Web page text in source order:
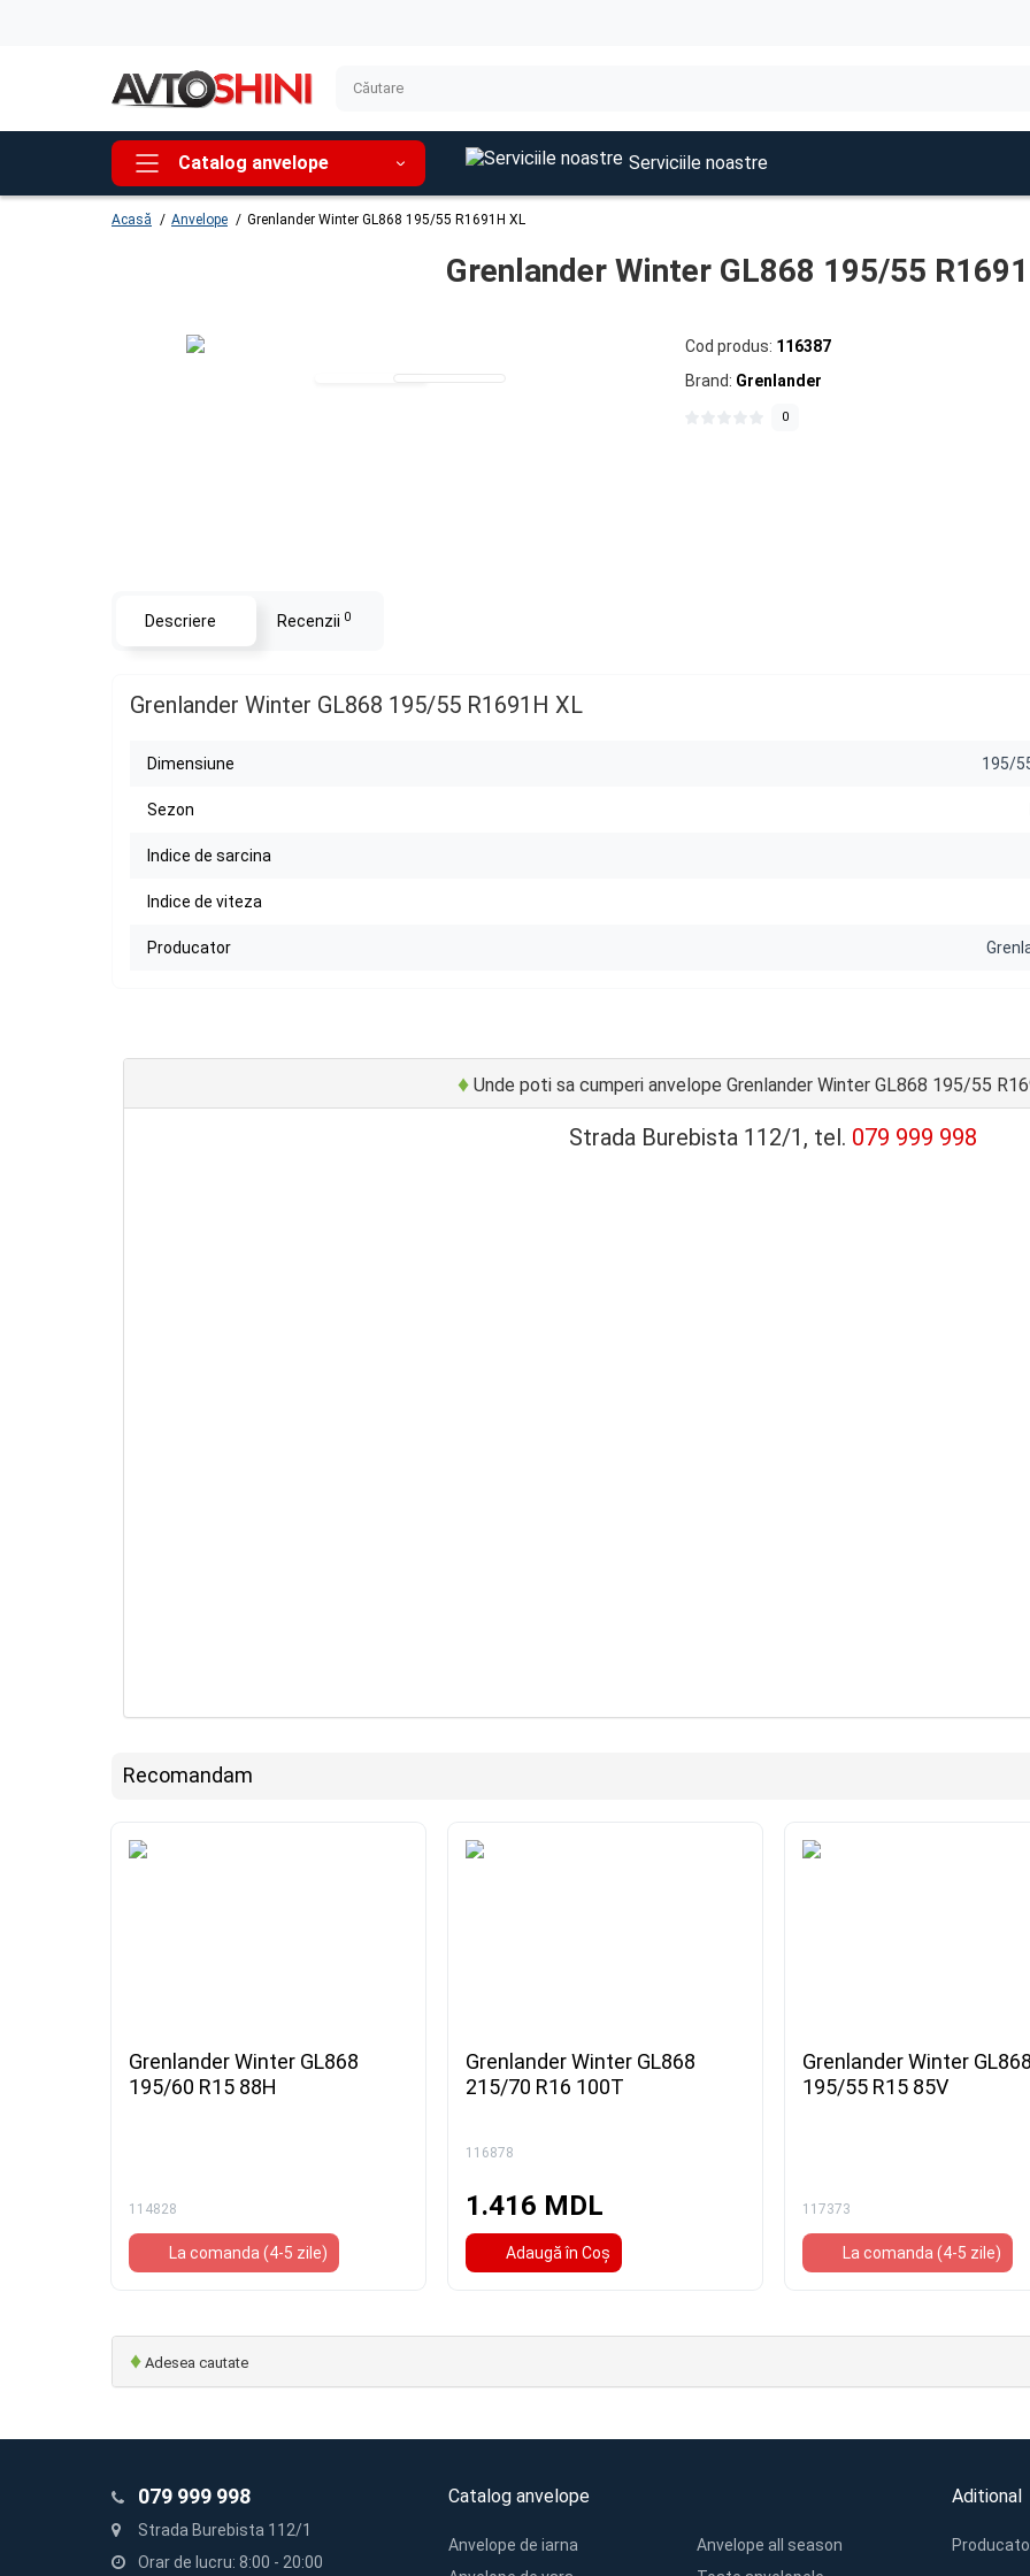
Catalog anvelope Serviciile noastre
Acasă Anvelope Grenlander Winter GL868 195/55 R1691H XL
Grenlander Winter GL868 195/55
Cod produs: 116387
Brand: Grenlander
0
Descriere Recenzii 0
Grenlander Winter GL868 195/55 R1691H XL
Dimensiune 195/
Sezon
Indice de sarcina
Indice de viteza
Producator
♦Unde poti sa cumperi anvelope Grenlander Winter GL868 195/55
Strada Burebista 112/1, tel. 079 999 998
Recomandam
Grenlander Winter GL868
195/60 R15 88H
114828
La comanda (4-5 zile)
Grenlander Winter GL868
215/70 R16 100T
116878
1.416 MDL
Adaugă în Coş
Grenlander Winter GL868
195/55 R15 85V
117373
La comanda (4-5 zile)
♦ Adesea cautate
079 999 998
Strada Burebista 112/1
Orar de lucru: 8:00 - 20:00
Catalog anvelope
Anvelope de iarna
Anvelope all season
Aditional